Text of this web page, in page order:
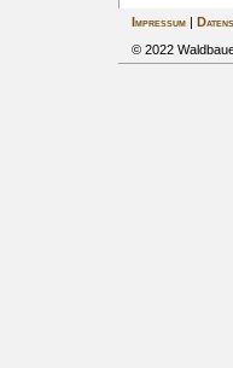
Impressum|
© 2022